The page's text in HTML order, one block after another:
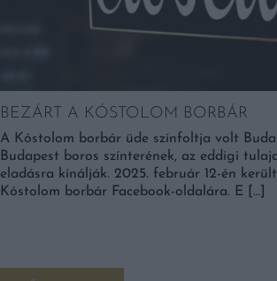
BEZÁRT A KÓSTOLOM BORBÁR
A Kóstolom borbár üde színfoltja volt Buda
Budapest boros színterének, az eddigi
eladásra kínálják. 2025. február 12-én
Kóstolom borbár Facebook-oldalára. E […]